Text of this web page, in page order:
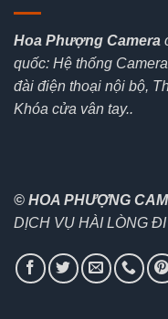
Hoa Phượng Camera
quốc: Hệ thống
đài điện thoại nội bộ,
Khóa cửa vân tay..
© HOA PHƯỢNG
DỊCH VỤ HÀI LÒNG